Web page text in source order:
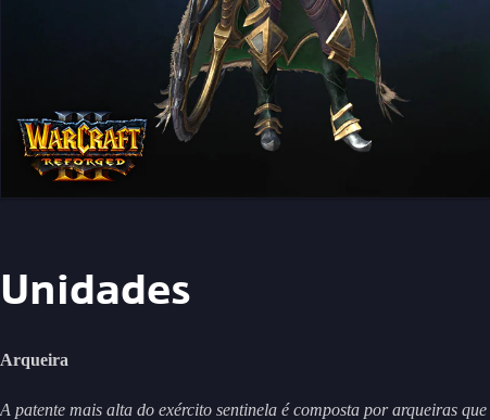
Unidades
Arqueira
A patente mais alta do exército sentinela é composta por arqueiras